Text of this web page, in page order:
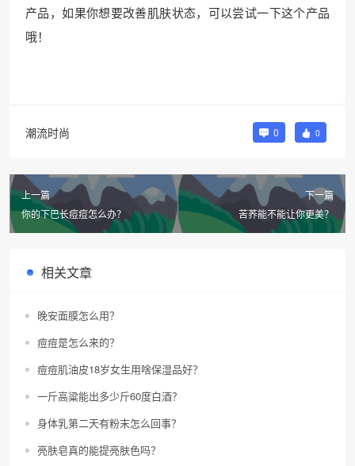
产品，如果你想要改善肌肤状态，可以尝试一下这个产品
哦！
潮流时尚 0 0
上一篇
你的下巴长痘痘怎么办？
下一篇
苦荞能不能让你更美？
相关文章
晚安面膜怎么用？
痘痘是怎么来的？
痘痘肌油皮18岁女生用啥保湿品好？
一斤高粱能出多少斤60度白酒？
身体乳第二天有粉末怎么回事？
亮肤皂真的能提亮肤色吗？